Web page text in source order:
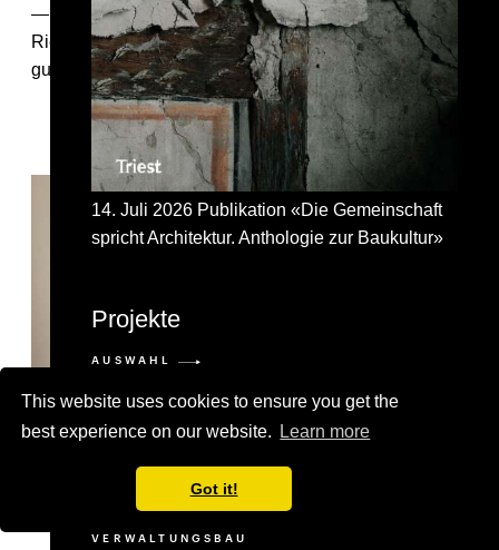
This website uses cookies to ensure you get the
best experience on our website.
Learn more
Got it!
14. Juli 2026 Publikation «Die Gemeinschaft
spricht Architektur. Anthologie zur Baukultur»
Projekte
AUSWAHL
BILDUNG
GESUNDHEITSWESEN
KULTUR
VERWALTUNGSBAU
DasHochhaus Müllerbräuin Baden wächst dem
Richtfest im Oktober entgegen. Wir freuen uns über den
guten, planmässigen Baufortschritt!
3. Mai 2025, Fowlescombe Farm Eröffnung